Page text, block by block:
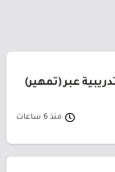
عبر (تمهير)
منذ 6 ساعات